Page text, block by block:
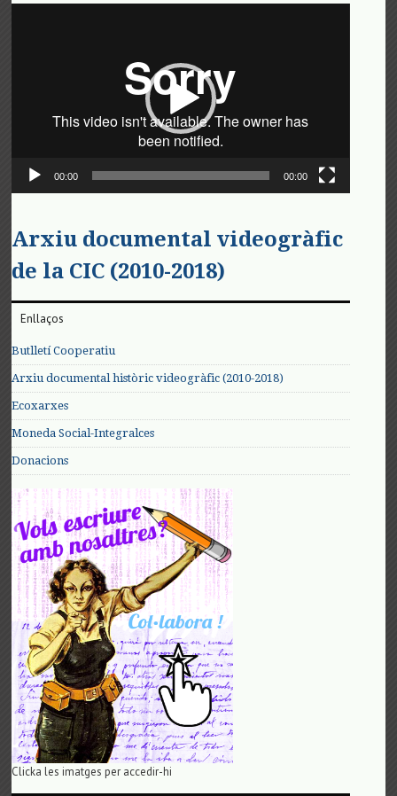
00:00 00:00
Arxiu documental videogràfic
de la CIC (2010-2018)
Enllaços
Butlletí Cooperatiu
Arxiu documental històric videogràfic (2010-2018)
Ecoxarxes
Moneda Social-Integralces
Donacions
Clicka les imatges per accedir-hi